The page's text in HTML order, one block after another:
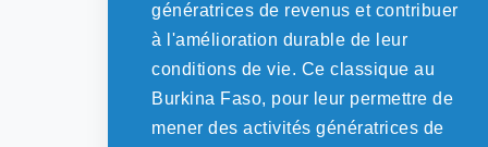
génératrices de revenus et contribuer
à l'amélioration durable de leur
conditions de vie. Ce classique au
Burkina Faso, pour leur permettre de
mener des activités génératrices de